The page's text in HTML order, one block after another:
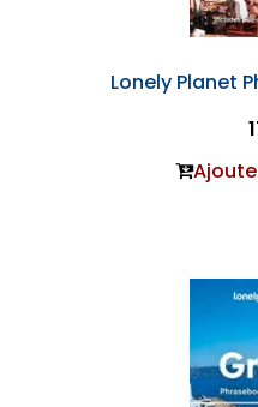
Lonely Planet